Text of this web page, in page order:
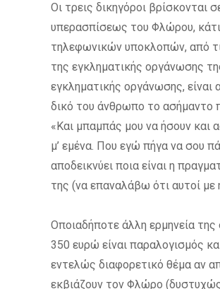
Οι τρεις δικηγόροι βρίσκονται
υπερασπίσεως του Φλώρου,
τηλεφωνικών υποκλοπών, από
της εγκληματικής οργάνωσης
εγκληματικής οργάνωσης,
δικό του άνθρωπο το ασήμαντο
«Και μπαμπάς μου να ήσουν και
μ’ εμένα. Που εγώ πήγα να σου
αποδεικνύει ποια είναι η
της (να επαναλάβω ότι αυτοί
Οποιαδήποτε άλλη ερμηνεία
350 ευρώ είναι παραλογισμός
εντελώς διαφορετικό θέμα αν
εκβιάζουν τον Φλώρο